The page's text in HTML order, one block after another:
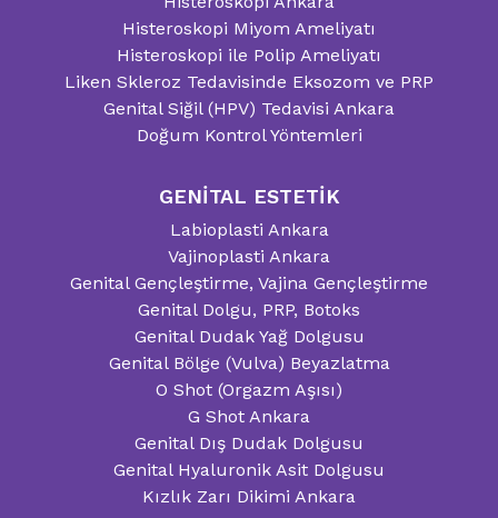
Histeroskopi Miyom Ameliyatı
Histeroskopi ile Polip Ameliyatı
Liken Skleroz Tedavisinde Eksozom ve PRP
Genital Siğil (HPV) Tedavisi Ankara
Doğum Kontrol Yöntemleri
GENİTAL ESTETİK
Labioplasti Ankara
Vajinoplasti Ankara
Genital Gençleştirme, Vajina Gençleştirme
Genital Dolgu, PRP, Botoks
Genital Dudak Yağ Dolgusu
Genital Bölge (Vulva) Beyazlatma
O Shot (Orgazm Aşısı)
G Shot Ankara
Genital Dış Dudak Dolgusu
Genital Hyaluronik Asit Dolgusu
Kızlık Zarı Dikimi Ankara